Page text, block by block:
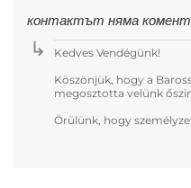
контактът няма
Kedves Vendégünk!
Köszönjük, hogy a
megosztotta velünk
Örülünk, hogy